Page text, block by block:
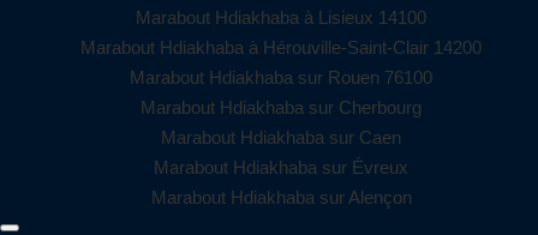
Marabout Hdiakhaba à Lisieux 14100
Marabout Hdiakhaba à Hérouville-Saint-Clair 14200
Marabout Hdiakhaba sur Rouen 76100
Marabout Hdiakhaba sur Cherbourg
Marabout Hdiakhaba sur Caen
Marabout Hdiakhaba sur Évreux
Marabout Hdiakhaba sur Alençon